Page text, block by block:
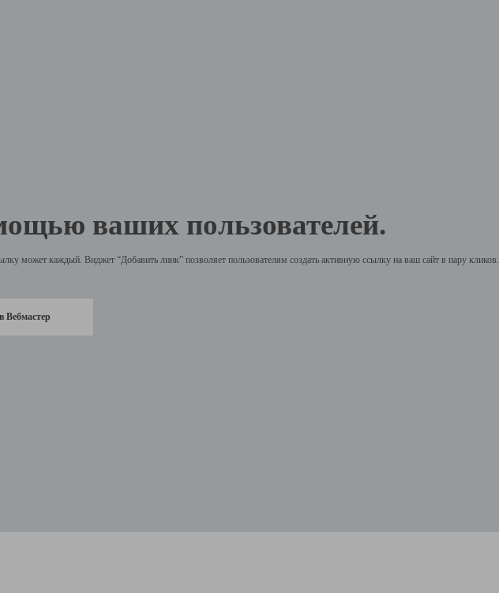
ваших пользователей.
может каждый. Виджет “Добавить линк” позволяет пользователям создать активную ссылку на ваш сайт в пару кликов.
Вебмастер